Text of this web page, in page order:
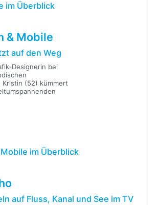
im Überblick
& Mobile
auf den Weg
Designerin bei
(52) kümmert
im Überblick
auf Fluss, Kanal und See im TV